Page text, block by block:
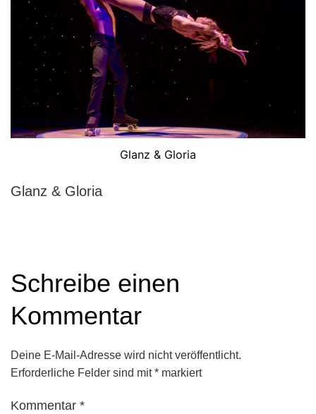
Glanz & Gloria
Glanz & Gloria
Schreibe einen
Kommentar
Deine E-Mail-Adresse wird nicht veröffentlicht.
Erforderliche Felder sind mit* markiert
Kommentar *